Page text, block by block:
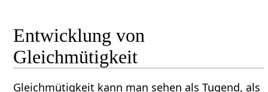
Entwicklung von
Gleichmütigkeit
Gleichmütigkeit kann man sehen als Tugend, als